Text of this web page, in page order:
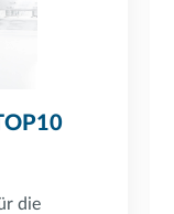
die